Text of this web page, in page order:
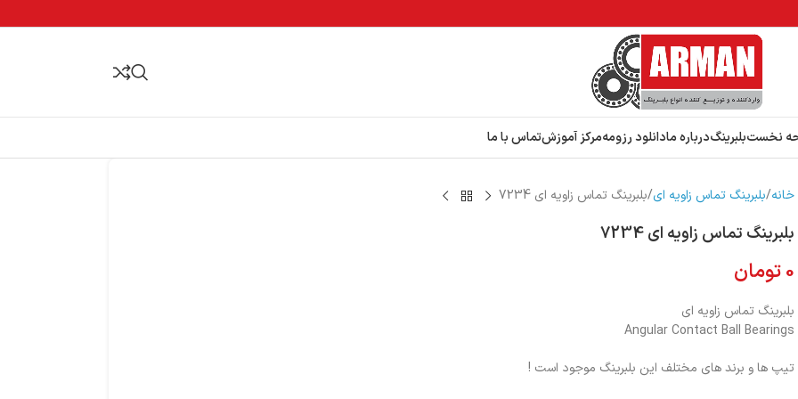
نخستبلبرینگدرباره مادانلود رزومهمرکز آموزشتماس با ما
خانه بلبرینگ تماس زاویه ای بلبرینگ تماس زاویه ای 7234
بلبرینگ تماس زاویه ای 7234
0تومان
بلبرینگ تماس زاویه ای
Angular Contact Ball Bearings
تیپ ها و برند های مختلف این بلبرینگ موجود است !